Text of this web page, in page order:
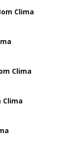
Clima
Clima
Clima